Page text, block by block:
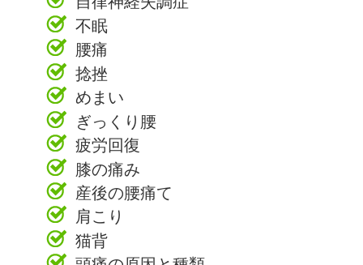
不眠
腰痛
捻挫
めまい
ぎっくり腰
疲労回復
膝の痛み
産後の腰痛て
肩こり
猫背